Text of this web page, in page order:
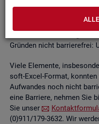
Grün­den nicht bar­rie­re­frei:
Viele Ele­men­te,
soft-Excel-For­mat,
Auf­wan­des noch nicht
eine Bar­rie­re, neh­men Sie
Sie unser
(0)911/179-3632. Wir